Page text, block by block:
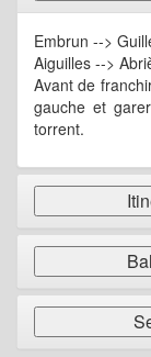
Embrun -->
Aiguilles -->
Avant de
gauche et
torrent.